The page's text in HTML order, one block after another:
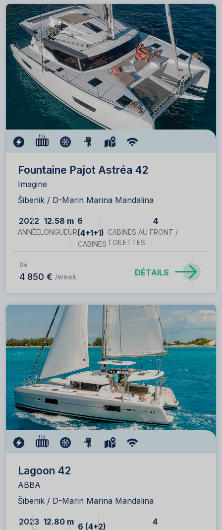
Fountaine Pajot Astréa 42
Imagine
Šibenik / D-Marin Marina Mandalina
2022
ANNÉE
12.58 m
LONGUEUR
6
(4+1+1)
CABINES
4
CABINES AU FRONT /
TOILETTES
De
4 850 € /week DÉTAILS
Lagoon 42
ABBA
Šibenik / D-Marin Marina Mandalina
2023 12.80 m
6 (4+2)
4